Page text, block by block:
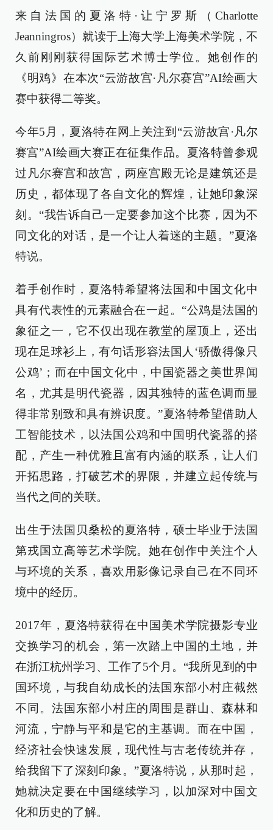
来自法国的夏洛特·让宁罗斯（Charlotte
Jeanningros）就读于上海大学上海美术学院，不
久前刚刚获得国际艺术博士学位。她创作的
《明鸡》在本次“云游故宫·凡尔赛宫”AI绘画大
赛中获得二等奖。
今年5月，夏洛特在网上关注到“云游故宫·凡尔
赛宫”AI绘画大赛正在征集作品。夏洛特曾参观
过凡尔赛宫和故宫，两座宫殿无论是建筑还是
历史，都体现了各自文化的辉煌，让她印象深
刻。“我告诉自己一定要参加这个比赛，因为不
同文化的对话，是一个让人着迷的主题。”夏洛
特说。
着手创作时，夏洛特希望将法国和中国文化中
具有代表性的元素融合在一起。“公鸡是法国的
象征之一，它不仅出现在教堂的屋顶上，还出
现在足球衫上，有句话形容法国人‘骄傲得像只
公鸡’；而在中国文化中，中国瓷器之美世界闻
名，尤其是明代瓷器，因其独特的蓝色调而显
得非常别致和具有辨识度。”夏洛特希望借助人
工智能技术，以法国公鸡和中国明代瓷器的搭
配，产生一种优雅且富有内涵的联系，让人们
开拓思路，打破艺术的界限，并建立起传统与
当代之间的关联。
出生于法国贝桑松的夏洛特，硕士毕业于法国
第戎国立高等艺术学院。她在创作中关注个人
与环境的关系，喜欢用影像记录自己在不同环
境中的经历。
2017年，夏洛特获得在中国美术学院摄影专业
交换学习的机会，第一次踏上中国的土地，并
在浙江杭州学习、工作了5个月。“我所见到的中
国环境，与我自幼成长的法国东部小村庄截然
不同。法国东部小村庄的周围是群山、森林和
河流，宁静与平和是它的主基调。而在中国，
经济社会快速发展，现代性与古老传统并存，
给我留下了深刻印象。”夏洛特说，从那时起，
她就决定要在中国继续学习，以加深对中国文
化和历史的了解。